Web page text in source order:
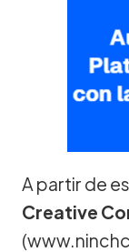
A partir de
Creative